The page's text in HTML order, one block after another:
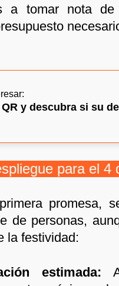
a tomar nota
QR y descubra si su
para el 4
promesa,
de personas,
la festividad:
estimada: